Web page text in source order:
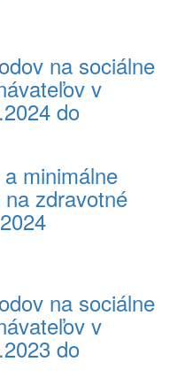
na sociálne
v
do
minimálne
zdravotné
na sociálne
v
do